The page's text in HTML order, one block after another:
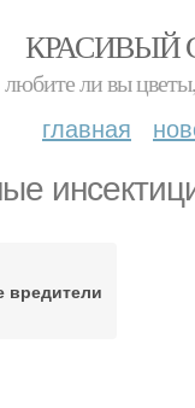
КРАСИВЫЙ
любите ли вы
главная
вредители